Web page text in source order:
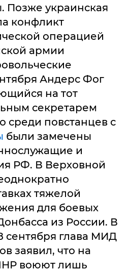
Позже украинская
конфликт
операцией
армии
Андерс Фог
на тот
секретарем
среди повстанцев с
были замечены
и
РФ. В Верховной
тяжелой
для боевых
из России. В
сентября глава МИД
заявил, что на
воюют лишь